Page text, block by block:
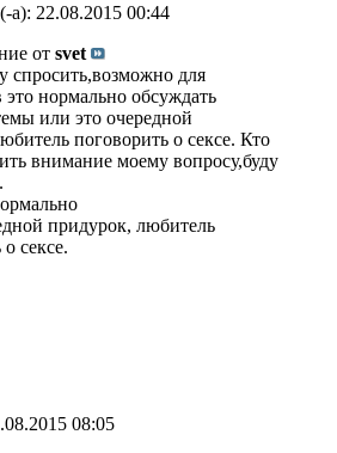
а): 22.08.2015 00:44
от svet
спросить,возможно для
это нормально обсуждать
или это очередной
поговорить о сексе. Кто
внимание моему вопросу,буду
придурок, любитель
сексе.
08:05